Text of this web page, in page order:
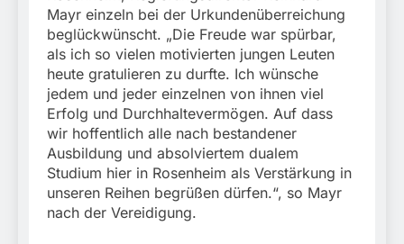
Mayr einzeln bei der Urkundenüberreichung
beglückwünscht. „Die Freude war spürbar,
als ich so vielen motivierten jungen Leuten
heute gratulieren zu durfte. Ich wünsche
jedem und jeder einzelnen von ihnen viel
Erfolg und Durchhaltevermögen. Auf dass
wir hoffentlich alle nach bestandener
Ausbildung und absolviertem dualem
Studium hier in Rosenheim als Verstärkung in
unseren Reihen begrüßen dürfen.“, so Mayr
nach der Vereidigung.